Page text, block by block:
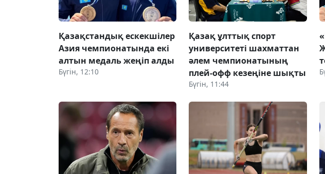
Қазақстандық ескекшілер
Азия чемпионатында екі
алтын медаль жеңіп алды
Бүгін, 12:10
Қазақ ұлттық спорт
университеті шахматтан
әлем чемпионатының
плей-офф кезеңіне шықты
Бүгін, 11:44